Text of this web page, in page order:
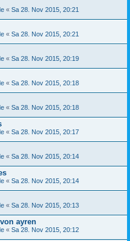
« Sa 28. Nov 2015, 20:21
« Sa 28. Nov 2015, 20:21
« Sa 28. Nov 2015, 20:19
« Sa 28. Nov 2015, 20:18
« Sa 28. Nov 2015, 20:18
« Sa 28. Nov 2015, 20:17
« Sa 28. Nov 2015, 20:14
« Sa 28. Nov 2015, 20:14
« Sa 28. Nov 2015, 20:13
ayren
« Sa 28. Nov 2015, 20:12